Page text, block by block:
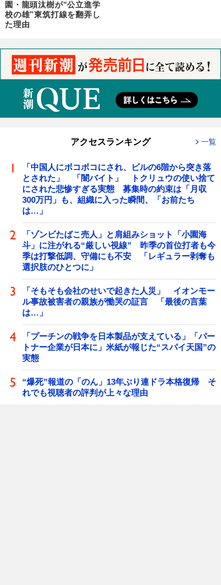
園・龍頭汰樹が“公立進学
校の雄”東筑打線を翻弄し
た理由
アクセスランキング 一覧
「中国人にボコボコにされ、ビルの6階から突き落
とされた」 「闇バイト」 トクリュウの使い捨て
にされた悲惨すぎる実態 募集時の約束は「月収
300万円」も、組織に入った瞬間、「お前たち
は…」
「ゾンビたばこ売人」と肩組みショット「小園海
斗」に注がれる“厳しい視線” 昨季の首位打者も今
季は打撃低調、守備にも不安 「レギュラー剥奪も
選択肢のひとつに」
「そもそも会社のせいで起きた人災」 イオンモー
ル事故被害者の親族が慟哭の証言 「最後の言葉
は…」
「プーチンの戦争を日本製品が支えている」「パー
トナー企業が日本に」米紙が報じた“スパイ天国”の
実態
“爆死”報道の「のん」13年ぶり連ドラ本格復帰 そ
れでも視聴者の評判が上々な理由